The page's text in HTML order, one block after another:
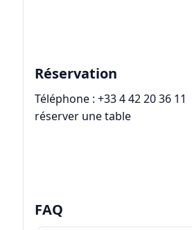
Réservation
Téléphone : +33 4 42 20 36 11
réserver une table
FAQ